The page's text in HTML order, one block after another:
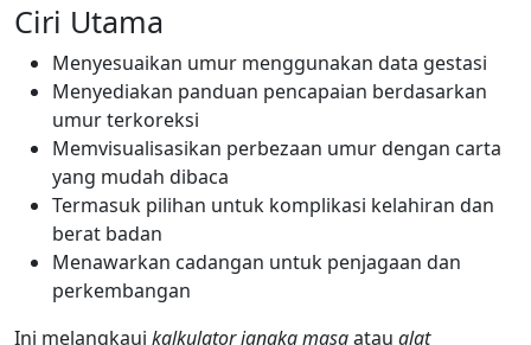
Ciri Utama
Menyesuaikan umur menggunakan data gestasi
Menyediakan panduan pencapaian berdasarkan
umur terkoreksi
Memvisualisasikan perbezaan umur dengan carta
yang mudah dibaca
Termasuk pilihan untuk komplikasi kelahiran dan
berat badan
Menawarkan cadangan untuk penjagaan dan
perkembangan
Ini melangkaui kalkulator jangka masaatau alat